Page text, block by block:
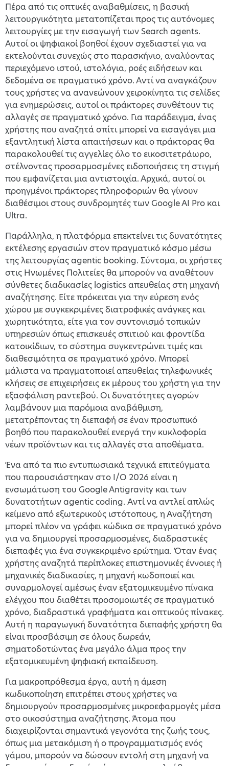
Πέρα από τις οπτικές αναβαθμίσεις, η βασική
λειτουργικότητα μετατοπίζεται προς τις αυτόνομες
λειτουργίες με την εισαγωγή των Search agents.
Αυτοί οι ψηφιακοί βοηθοί έχουν σχεδιαστεί για να
εκτελούνται συνεχώς στο παρασκήνιο, αναλύοντας
περιεχόμενο ιστού, ιστολόγια, ροές ειδήσεων και
δεδομένα σε πραγματικό χρόνο. Αντί να αναγκάζουν
τους χρήστες να ανανεώνουν χειροκίνητα τις σελίδες
για ενημερώσεις, αυτοί οι πράκτορες συνθέτουν τις
αλλαγές σε πραγματικό χρόνο. Για παράδειγμα, ένας
χρήστης που αναζητά σπίτι μπορεί να εισαγάγει μια
εξαντλητική λίστα απαιτήσεων και ο πράκτορας θα
παρακολουθεί τις αγγελίες όλο το εικοσιτετράωρο,
στέλνοντας προσαρμοσμένες ειδοποιήσεις τη στιγμή
που εμφανίζεται μια αντιστοιχία. Αρχικά, αυτοί οι
προηγμένοι πράκτορες πληροφοριών θα γίνουν
διαθέσιμοι στους συνδρομητές των Google AI Pro και
Ultra.
Παράλληλα, η πλατφόρμα επεκτείνει τις δυνατότητες
εκτέλεσης εργασιών στον πραγματικό κόσμο μέσω
της λειτουργίας agentic booking. Σύντομα, οι χρήστες
στις Ηνωμένες Πολιτείες θα μπορούν να αναθέτουν
σύνθετες διαδικασίες logistics απευθείας στη μηχανή
αναζήτησης. Είτε πρόκειται για την εύρεση ενός
χώρου με συγκεκριμένες διατροφικές ανάγκες και
χωρητικότητα, είτε για τον συντονισμό τοπικών
υπηρεσιών όπως επισκευές σπιτιού και φροντίδα
κατοικίδιων, το σύστημα συγκεντρώνει τιμές και
διαθεσιμότητα σε πραγματικό χρόνο. Μπορεί
μάλιστα να πραγματοποιεί απευθείας τηλεφωνικές
κλήσεις σε επιχειρήσεις εκ μέρους του χρήστη για την
εξασφάλιση ραντεβού. Οι δυνατότητες αγορών
λαμβάνουν μια παρόμοια αναβάθμιση,
μετατρέποντας τη διεπαφή σε έναν προσωπικό
βοηθό που παρακολουθεί ενεργά την κυκλοφορία
νέων προϊόντων και τις αλλαγές στα αποθέματα.
Ένα από τα πιο εντυπωσιακά τεχνικά επιτεύγματα
που παρουσιάστηκαν στο I/O 2026 είναι η
ενσωμάτωση του Google Antigravity και των
δυνατοτήτων agentic coding. Αντί να αντλεί απλώς
κείμενο από εξωτερικούς ιστότοπους, η Αναζήτηση
μπορεί πλέον να γράφει κώδικα σε πραγματικό χρόνο
για να δημιουργεί προσαρμοσμένες, διαδραστικές
διεπαφές για ένα συγκεκριμένο ερώτημα. Όταν ένας
χρήστης αναζητά περίπλοκες επιστημονικές έννοιες ή
μηχανικές διαδικασίες, η μηχανή κωδοποιεί και
συναρμολογεί αμέσως έναν εξατομικευμένο πίνακα
ελέγχου που διαθέτει προσομοιωτές σε πραγματικό
χρόνο, διαδραστικά γραφήματα και οπτικούς πίνακες.
Αυτή η παραγωγική δυνατότητα διεπαφής χρήστη θα
είναι προσβάσιμη σε όλους δωρεάν,
σηματοδοτώντας ένα μεγάλο άλμα προς την
εξατομικευμένη ψηφιακή εκπαίδευση.
Για μακροπρόθεσμα έργα, αυτή η άμεση
κωδικοποίηση επιτρέπει στους χρήστες να
δημιουργούν προσαρμοσμένες μικροεφαρμογές μέσα
στο οικοσύστημα αναζήτησης. Άτομα που
διαχειρίζονται σημαντικά γεγονότα της ζωής τους,
όπως μια μετακόμιση ή ο προγραμματισμός ενός
γάμου, μπορούν να δώσουν εντολή στη μηχανή να